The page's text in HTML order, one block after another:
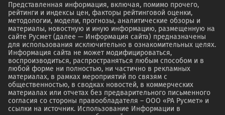
Представленная информация, включая, помимо прочего,
рейтинги и индексы цен, факторы рейтинговой оценки,
методологии, модели, прогнозы, аналитические обзоры и
материалы, новостную и иную информацию, размещенную на
сайте Русмет (далее — Информация сайта) предназначены
для использования исключительно в ознакомительных целях.
Информация сайта не может модифицироваться,
воспроизводиться, распространяться любым способом и в
любой форме ни полностью, ни частично в рекламных
материалах, в рамках мероприятий по связям с
общественностью, в сводках новостей, в коммерческих
материалах или отчетах без предварительного письменного
согласия со стороны правообладателя – ООО «РА Русмет» и
ссылки на источник. Использование Информации в